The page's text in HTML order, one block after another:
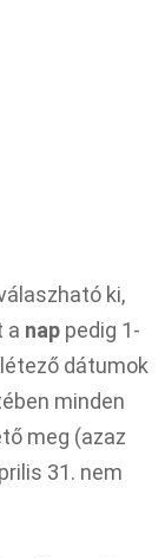
ki,
a nap pedig 1-
dátumok
minden
meg (azaz
31. nem